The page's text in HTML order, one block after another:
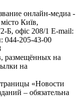
онлайн-медиа -
Київ,
офіс 208/1 E-mail:
044-205-43-00
размещённых на
на
«Новости
– обязательна